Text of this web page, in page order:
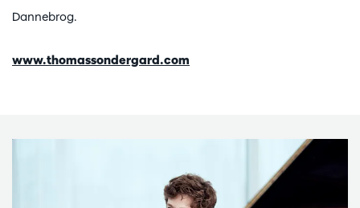
Dannebrog.
www.thomassondergard.com